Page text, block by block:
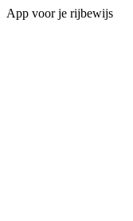
App voor je rijbewijs